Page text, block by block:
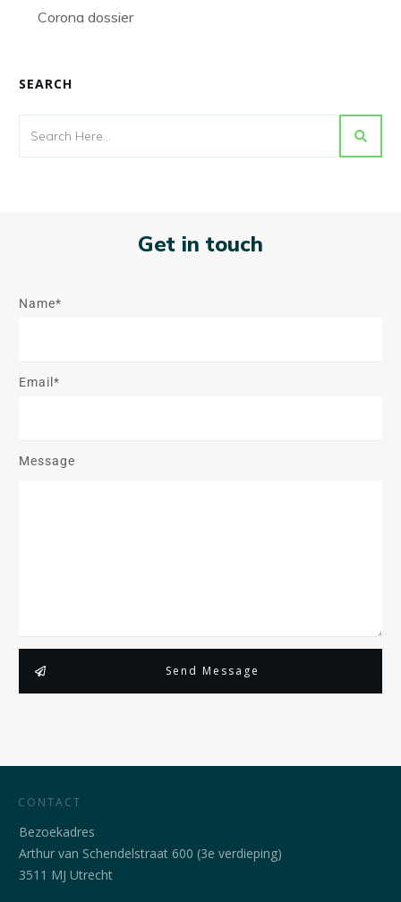
Corona dossier
SEARCH
Get in touch
Name*
Email*
Message
Send Message
CONTACT
Bezoekadres
Arthur van Schendelstraat 600 (3e verdieping)
3511 MJ Utrecht